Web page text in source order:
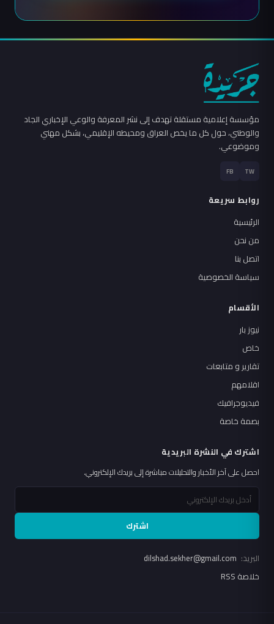
مؤسسة إعلامية مستقلة تهدف إلى نشر المعرفة والوعي الإخباري الجاد
والوطني، حول كل ما يخص العراق ومحيطه الإقليمي، بشكل مهني
وموضوعي.
TW
FB
روابط سريعة
الرئيسية
من نحن
اتصل بنا
سياسة الخصوصية
الأقسام
نيوز بار
خاص
تقارير و متابعات
اقلامهم
فيديوجرافيك
بصمة خاصة
اشترك في النشرة البريدية
احصل على آخر الأخبار والتحليلات مباشرة إلى بريدك الإلكتروني.
اشترك
البريد:
خلاصة RSS